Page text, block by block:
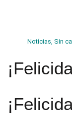
Notícias, Sin